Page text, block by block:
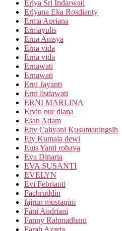
Erlya Sri Indarwati
Erlyana Eka Rosdianty
Erma Apriana
Ermayulis
Erna Anisya
Erna vida
Erna vida
Ernawati
Ernawati
Erni Jayanti
Erni listiawati
ERNI MARLINA
Ervin nur diana
Esan Adam
Etty Cahyani Kusumaningsih
Ety Kumala dewi
Euis Yanti rohaya
Eva Dinaria
EVA SUSANTI
EVELYN
Evi Febrianti
Fachruddin
fajrun mustaqim
Fani Andriani
Fanny Rahmadhani
Farah Azaria